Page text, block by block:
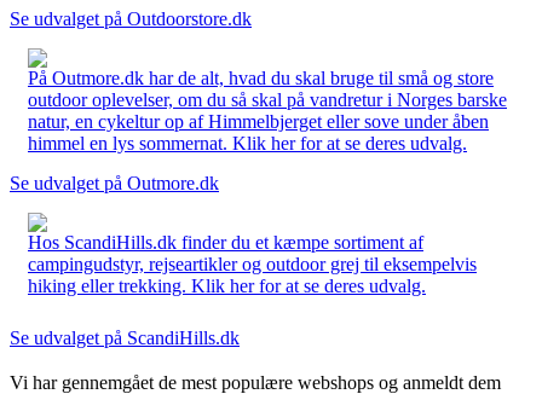
Se udvalget på Outdoorstore.dk
På Outmore.dk har de alt, hvad du skal bruge til små og store
outdoor oplevelser, om du så skal på vandretur i Norges barske
natur, en cykeltur op af Himmelbjerget eller sove under åben
himmel en lys sommernat. Klik her for at se deres udvalg.
Se udvalget på Outmore.dk
Hos ScandiHills.dk finder du et kæmpe sortiment af
campingudstyr, rejseartikler og outdoor grej til eksempelvis
hiking eller trekking. Klik her for at se deres udvalg.
Se udvalget på ScandiHills.dk
Vi har gennemgået de mest populære webshops og anmeldt dem